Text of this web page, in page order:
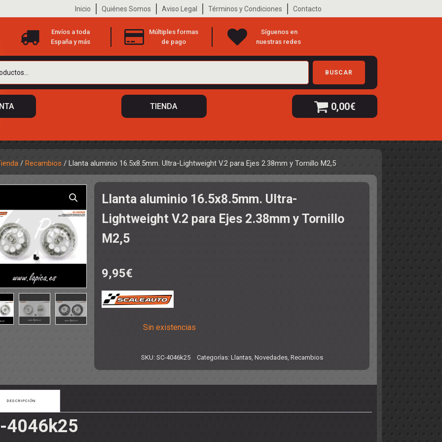
Inicio Quiénes Somos Aviso Legal Términos y Condiciones Contacto
Envíos a toda
España y más
Múltiples formas
de pago
Síguenos en
nuestras redes
BUSCAR
TIENDA 0,00€
ACCESORIOS
/ Recambios / Llanta aluminio 16.5x8.5mm. Ultra-Lightweight V.2 para Ejes 2.38mm y Tornillo M2,5
Llanta aluminio 16.5x8.5mm. Ultra-
Lightweight V.2 para Ejes 2.38mm y Tornillo
M2,5
9,95€
Sin existencias
SKU: SC-4046k25 Categorías: Llantas, Novedades, Recambios
DESCRIPCIÓN
4046k25